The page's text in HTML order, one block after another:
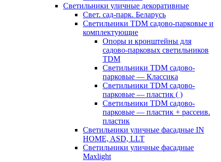
Светильники уличные декоративные
Свет. сад-парк. Беларусь
Светильники TDM садово-парковые и
комплектующие
Опоры и кронштейны для
садово-парковых светильников
TDM
Светильники TDM садово-
парковые — Классика
Светильники TDM садово-
парковые — пластик ( )
Светильники TDM садово-
парковые — пластик + рассеив.
пластик
Светильники уличные фасадные IN
HOME, ASD, LLT
Светильники уличные фасадные
Maxlight